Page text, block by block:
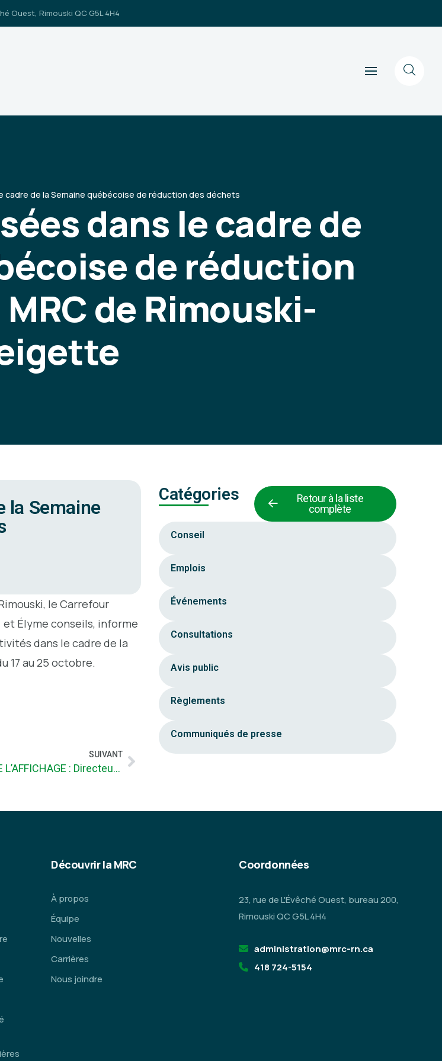
Ouest, Rimouski QC G5L 4H4
cadre de la Semaine québécoise de réduction des déchets
dans le cadre de
de réduction
de Rimouski-
la Semaine
le Carrefour
Élyme conseils, informe
dans le cadre de la
17 au 25 octobre.
SUIVANT
PROLONGATION DE L’AFFICHAGE : Directeur (trice) général (e) et secrétaire-trésorier(ière)
Catégories
Retour à la liste
complète
Conseil
Emplois
Événements
Consultations
Avis public
Règlements
Communiqués de presse
Découvrir la MRC
À propos
Équipe
Nouvelles
Carrières
Nous joindre
Coordonnées
23, rue de L'Évêché Ouest, bureau 200,
Rimouski QC G5L 4H4
administration@mrc-rn.ca
418 724-5154